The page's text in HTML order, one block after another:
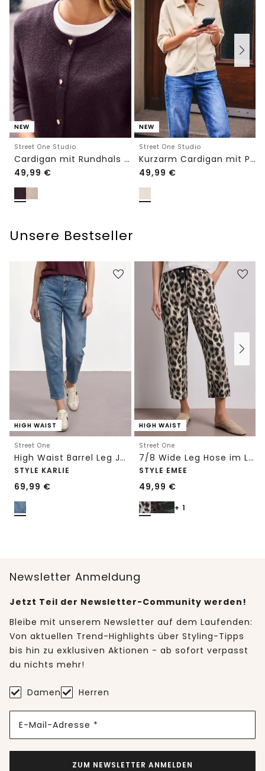
NEW
Street One Studio
Cardigan mit Rundhals und Knöpfen
49,99 €
NEW
Street One Studio
Kurzarm Cardigan mit Polokragen
49,99 €
Unsere Bestseller
HIGH WAIST
Street One
High Waist Barrel Leg Jeans im Loose Fit
STYLE KARLIE
69,99 €
HIGH WAIST
Street One
7/8 Wide Leg Hose im Loose Fit mit Print
STYLE EMEE
49,99 €
+ 1
Newsletter Anmeldung
Jetzt Teil der Newsletter-Community werden!
Bleibe mit unserem Newsletter auf dem Laufenden:
Von aktuellen Trend-Highlights über Styling-Tipps
bis hin zu exklusiven Aktionen - ab sofort verpasst
du nichts mehr!
Damen Herren
E-Mail-Adresse *
ZUM NEWSLETTER ANMELDEN